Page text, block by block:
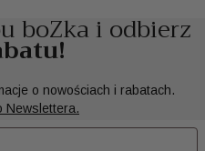
boZka i odbierz
o nowościach i rabatach.
Newslettera.